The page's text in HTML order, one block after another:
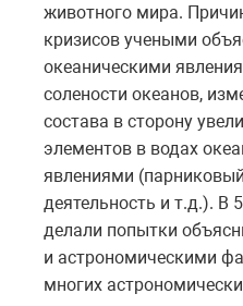
животного мира.
кризисов учеными
океаническими
солености океанов,
состава в сторону
элементов в водах
явлениями
деятельность и т.д.). В
делали попытки
и астрономическими
многих